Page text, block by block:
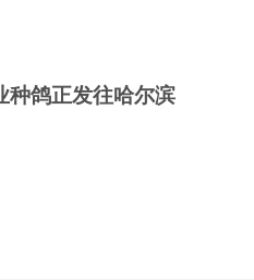
种鸽正发往哈尔滨